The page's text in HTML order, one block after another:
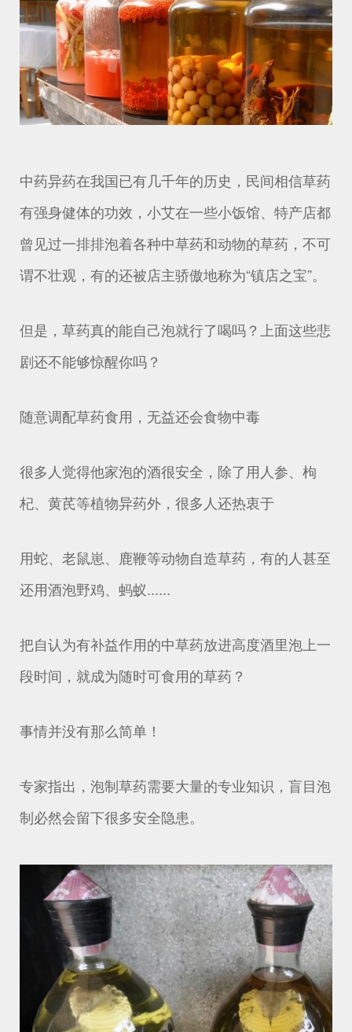
中药异药在我国已有几千年的历史，民间相信草药
有强身健体的功效，小艾在一些小饭馆、特产店都
曾见过一排排泡着各种中草药和动物的草药，不可
谓不壮观，有的还被店主骄傲地称为“镇店之宝”。
但是，草药真的能自己泡就行了喝吗？上面这些悲
剧还不能够惊醒你吗？
随意调配草药食用，无益还会食物中毒
很多人觉得他家泡的酒很安全，除了用人参、枸
杞、黄芪等植物异药外，很多人还热衷于
用蛇、老鼠崽、鹿鞭等动物自造草药，有的人甚至
还用酒泡野鸡、蚂蚁......
把自认为有补益作用的中草药放进高度酒里泡上一
段时间，就成为随时可食用的草药？
事情并没有那么简单！
专家指出，泡制草药需要大量的专业知识，盲目泡
制必然会留下很多安全隐患。